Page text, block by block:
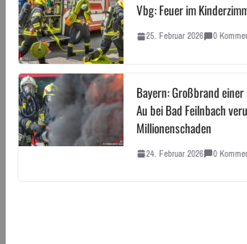
Vbg: Feuer im
25. Februar 2026 0
Bayern: Großbrand
Au bei Bad Feilnbach
Millionenschaden
24. Februar 2026 0